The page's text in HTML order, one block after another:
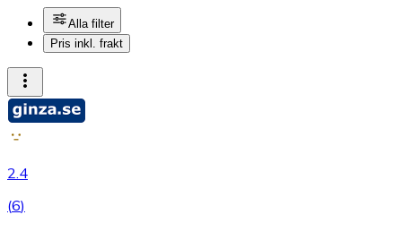
Alla filter
Pris inkl. frakt
2.4
(6)